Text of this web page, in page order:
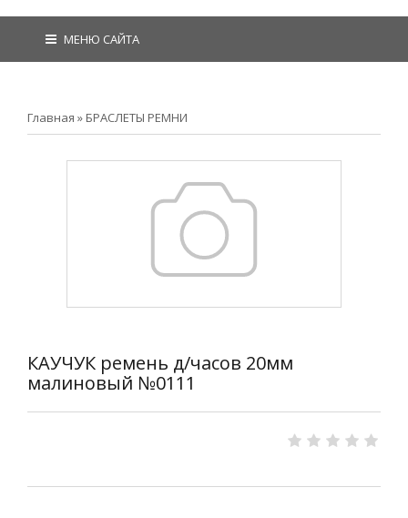
МЕНЮ САЙТА
Главная » БРАСЛЕТЫ РЕМНИ
КАУЧУК ремень д/часов 20мм
малиновый №0111